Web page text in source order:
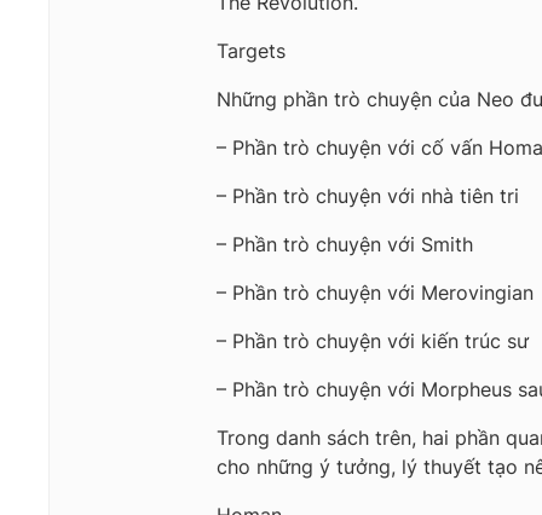
Targets
Những phần trò chuyện của Neo
– Phần trò chuyện với cố vấn
– Phần trò chuyện với nhà tiên tri
– Phần trò chuyện với Smith
– Phần trò chuyện với Merovingian
– Phần trò chuyện với kiến trúc sư
– Phần trò chuyện với Morpheus
Trong danh sách trên, hai phần
cho những ý tưởng, lý thuyết tạo